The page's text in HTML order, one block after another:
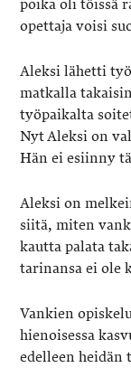
poika oli töissä
opettaja voisi
Aleksi lähetti
matkalla
työpaikalta
Nyt Aleksi on
Hän ei esiinny
Aleksi on
siitä, miten
kautta palata
tarinansa ei ole
Vankien
hienoisessa
edelleen